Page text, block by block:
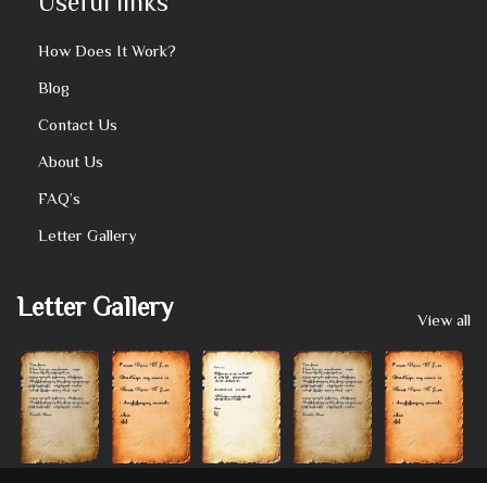
How Does It Work?
Blog
Contact Us
About Us
FAQ’s
Letter Gallery
Letter Gallery View all